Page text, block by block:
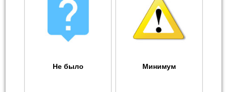
Не было Минимум